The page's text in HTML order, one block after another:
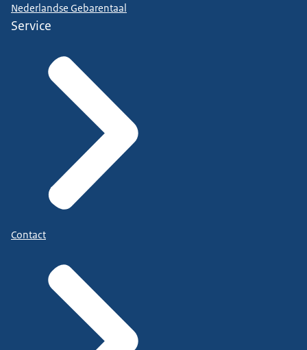
Nederlandse Gebarentaal
Service
Contact